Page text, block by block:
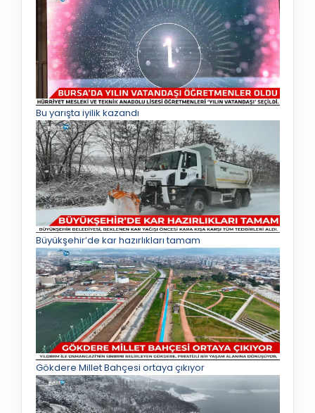
Bu yarışta iyilik kazandı
Büyükşehir’de kar hazırlıkları tamam
Gökdere Millet Bahçesi ortaya çıkıyor